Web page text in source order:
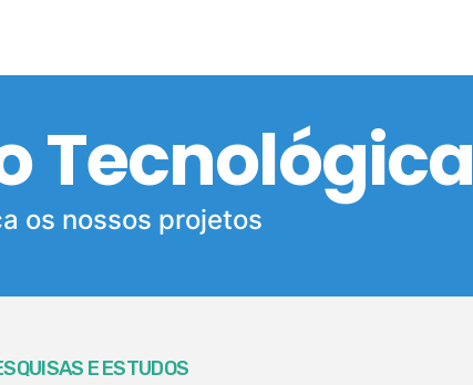
Tecnológica
os nossos projetos
E ESTUDOS